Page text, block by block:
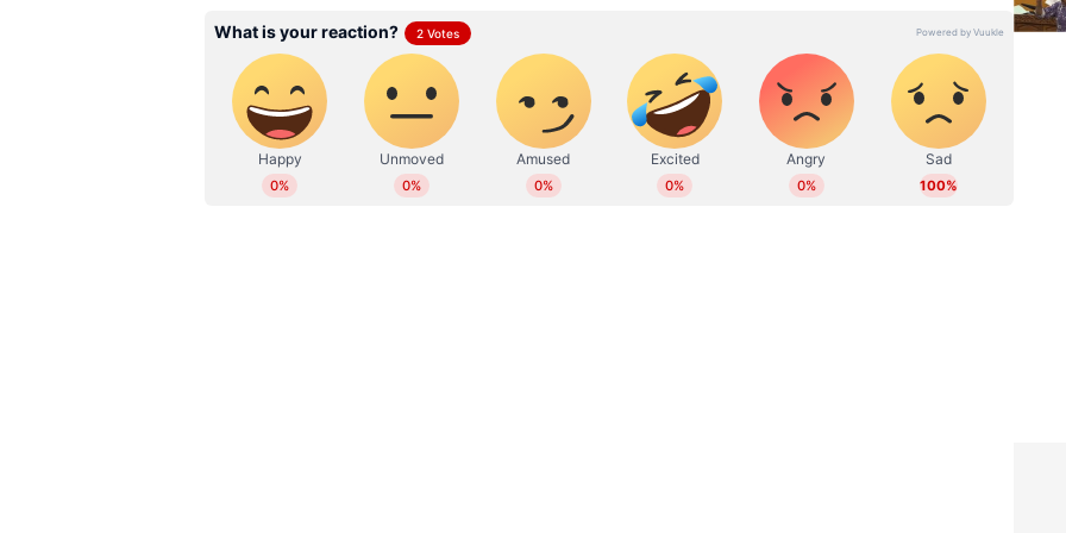
BB
2018 മുതല്‍ ഏഷ്യാനെറ്റ് ന്യൂസ് ഓണ്‍ലൈനില്‍ പ്രവര്‍ത്തിക്കുന്നു. നിലവില്‍ ചീഫ് സബ്
എഡിറ്റർ. ജേണലിസത്തില്‍ ബിരുദവും പോസ്റ്റ് ഗ്രാജുവേറ്റ് ഡിപ്ലോമയും നേടി. കേരള,
ദേശീയ, അന്താരാഷ്ട്ര വാര്‍ത്തകള്‍, സ്പോര്‍ട്സ് തുടങ്ങിയ വിഷയങ്ങളില്‍ എഴുതുന്നു.
ഒമ്പത് വര്‍ഷത്തെ മാധ്യമപ്രവര്‍ത്തന കാലയളവില്‍ നിരവധി ഗ്രൗണ്ട് റിപ്പോര്‍ട്ടുകള്‍,
ന്യൂസ് സ്റ്റോറികള്‍, ഫീച്ചറുകള്‍, അഭിമുഖങ്ങള്‍, ലേഖനങ്ങള്‍ തുടങ്ങിയവ
പ്രസിദ്ധീകരിച്ചു. അണ്ടര്‍ 17 ഫിഫ ലോകകപ്പ്, ഐപിഎൽ, ഐഎസ്എൽ, നിരവധി
അത്ലറ്റിക് മീറ്റുകൾ തുടങ്ങിയ റിപ്പോര്‍ട്ട് ചെയ്തിട്ടുണ്ട്. പ്രിന്‍റ്, ഡിജിറ്റല്‍ മീഡിയകളില്‍
പ്രവര്‍ത്തനപരിചയം. ഇ മെയില്‍: bibin@asianetnews.in